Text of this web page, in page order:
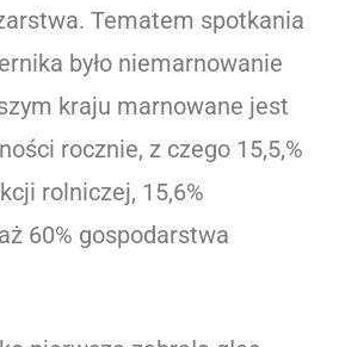
Tematem spotkania
było niemarnowanie
kraju marnowane jest
rocznie, z czego 15,5,%
rolniczej, 15,6%
60% gospodarstwa